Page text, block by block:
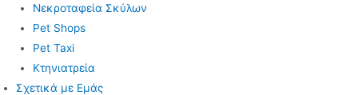
Νεκροταφεία Σκύλων
Pet Shops
Pet Taxi
Κτηνιατρεία
Σχετικά με Εμάς